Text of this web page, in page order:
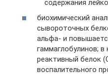
содержания
биохимический
сывороточных
альфа- и
гаммаглобулинов;
реактивный белок
воспалительного